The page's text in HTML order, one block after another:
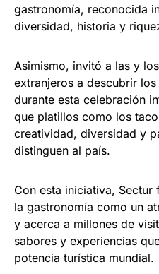
gastronomía, reconocida
diversidad, historia y
Asimismo, invitó a las y
extranjeros a descubrir
durante esta celebración
que platillos como los
creatividad, diversidad y
distinguen al país.
Con esta iniciativa,
la gastronomía como un
y acerca a millones de
sabores y experiencias
potencia turística mundial.